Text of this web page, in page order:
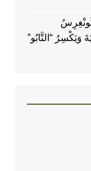
وَيَكْسِرُ “التَّابُو”